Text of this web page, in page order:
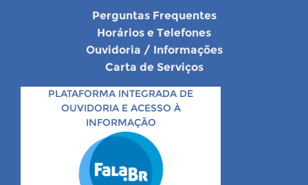
Perguntas Frequentes
Horários e Telefones
Ouvidoria / Informações
Carta de Serviços
PLATAFORMA INTEGRADA DE
OUVIDORIA E ACESSO À
INFORMAÇÃO